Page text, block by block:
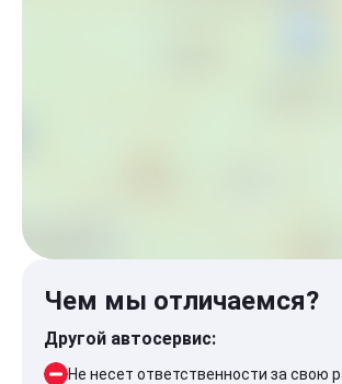
Чем мы отличаемся?
Другой автосервис:
Не несет ответственности за свою